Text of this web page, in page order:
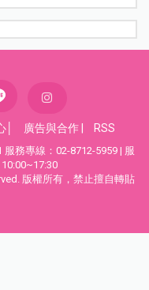
廣告與合作 RSS
務專線：02-8712-5959 | 服
版權所有，禁止擅自轉貼